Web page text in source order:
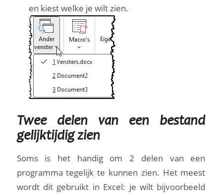
en kiest welke je wilt zien.
Twee delen van een bestand
gelijktijdig zien
Soms is het handig om 2 delen van een
programma tegelijk te kunnen zien. Het meest
wordt dit gebruikt in Excel: je wilt bijvoorbeeld